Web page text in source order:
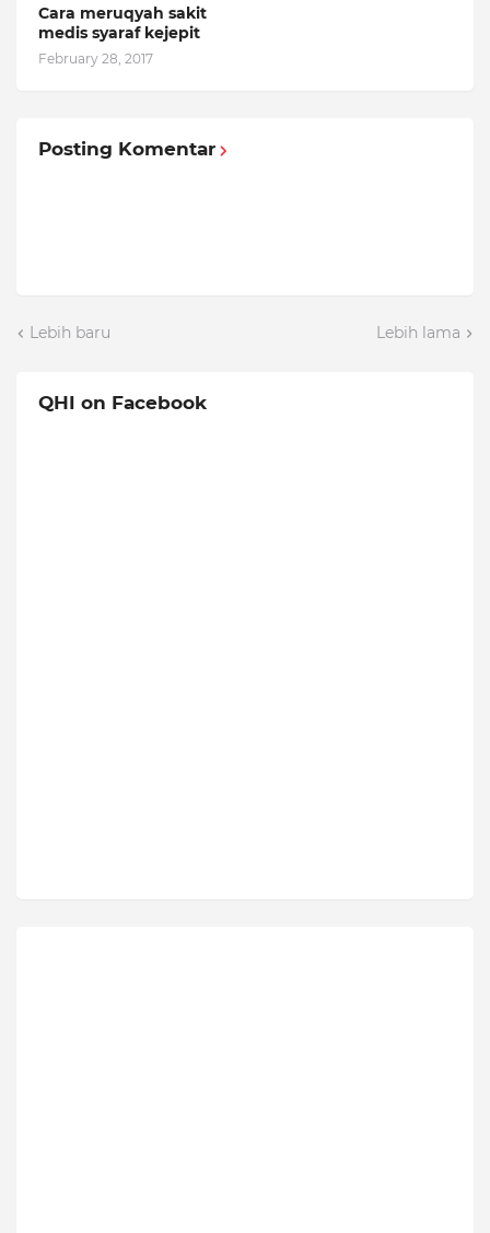
Cara meruqyah sakit
medis syaraf kejepit
February 28, 2017
Posting Komentar
Lebih baru Lebih lama
QHI on Facebook